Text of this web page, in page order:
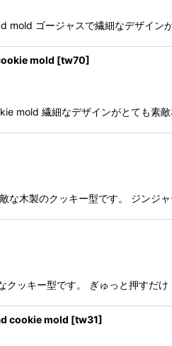
ゴージャスで繊細なデザイン
mold [tw70]
mold 繊細なデザインがとても素
木製のクッキー型です。 ジンジ
ッキー型です。 ぎゅっと押すだ
cookie mold [tw31]